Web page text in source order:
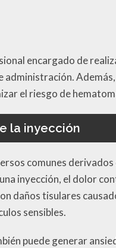
encargado de
administración.
el riesgo de
la inyección
comunes derivados
inyección, el dolor
daños tisulares
sensibles.
puede generar